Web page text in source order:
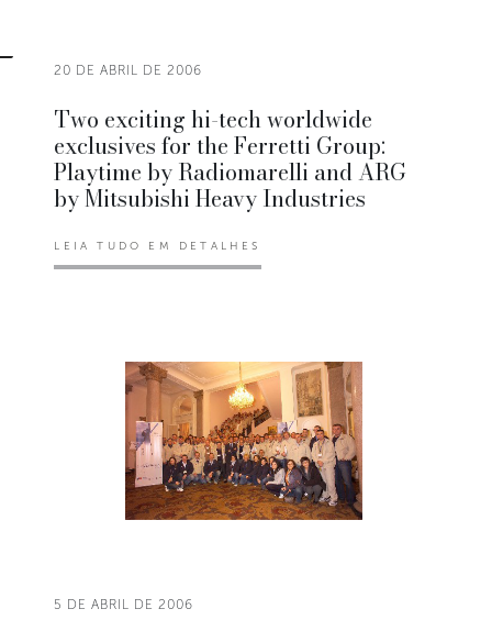
20 DE ABRIL DE 2006
Two exciting hi-tech worldwide
exclusives for the Ferretti Group:
Playtime by Radiomarelli and ARG
by Mitsubishi Heavy Industries
LEIA TUDO EM DETALHES
5 DE ABRIL DE 2006